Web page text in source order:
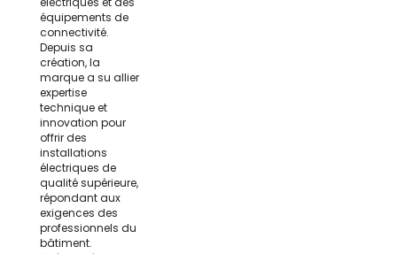
équipements de
connectivité.
Depuis sa
création, la
marque a su allier
expertise
technique et
innovation pour
offrir des
installations
électriques de
qualité supérieure,
répondant aux
exigences des
professionnels du
bâtiment.